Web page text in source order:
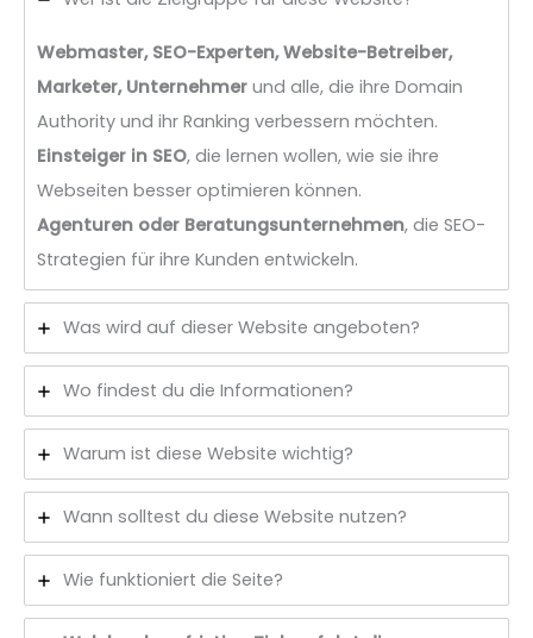
Webmaster, SEO-Experten, Website-Betreiber,
Marketer, Unternehmer und alle, die ihre Domain
Authority und ihr Ranking verbessern möchten.
Einsteiger in SEO, die lernen wollen, wie sie ihre
Webseiten besser optimieren können.
Agenturen oder Beratungsunternehmen, die SEO-
Strategien für ihre Kunden entwickeln.
Was wird auf dieser Website angeboten?
Wo findest du die Informationen?
Warum ist diese Website wichtig?
Wann solltest du diese Website nutzen?
Wie funktioniert die Seite?